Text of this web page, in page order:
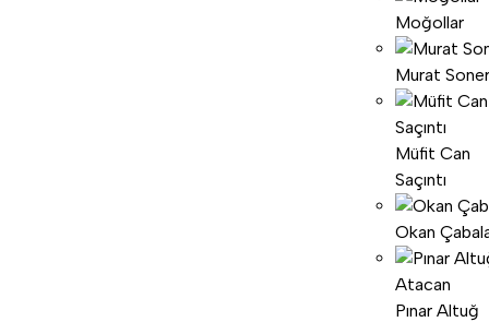
Moğollar
Murat Soner
Müfit Can
Saçıntı
Okan
Pınar Altuğ